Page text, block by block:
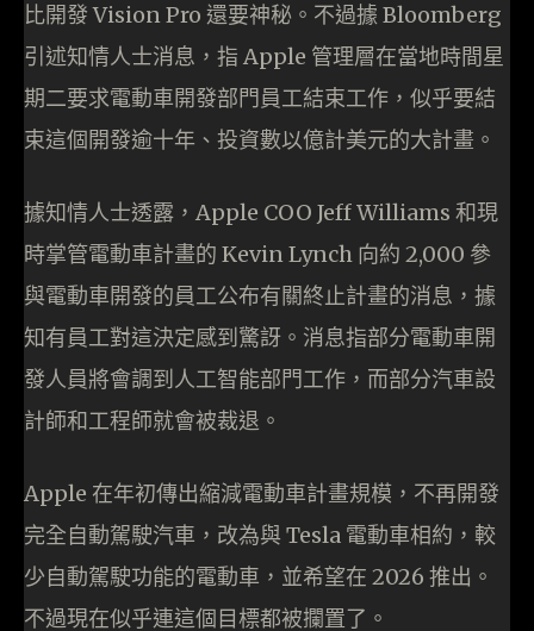
比開發 Vision Pro 還要神秘。不過據 Bloomberg
引述知情人士消息，指 Apple 管理層在當地時間星
期二要求電動車開發部門員工結束工作，似乎要結
束這個開發逾十年、投資數以億計美元的大計畫。
據知情人士透露，Apple COO Jeff Williams 和現
時掌管電動車計畫的 Kevin Lynch 向約 2,000 參
與電動車開發的員工公布有關終止計畫的消息，據
知有員工對這決定感到驚訝。消息指部分電動車開
發人員將會調到人工智能部門工作，而部分汽車設
計師和工程師就會被裁退。
Apple 在年初傳出縮減電動車計畫規模，不再開發
完全自動駕駛汽車，改為與 Tesla 電動車相約，較
少自動駕駛功能的電動車，並希望在 2026 推出。
不過現在似乎連這個目標都被攔置了。